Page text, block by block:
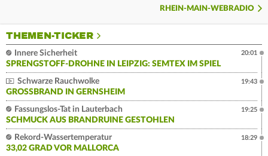
RHEIN-MAIN-WEBRADIO
THEMEN-TICKER
Innere Sicherheit
SPRENGSTOFF-DROHNE IN LEIPZIG: SEMTEX IM SPIEL
20:01
Schwarze Rauchwolke
GROSSBRAND IN GERNSHEIM
19:43
Fassungslos-Tat in Lauterbach
SCHMUCK AUS BRANDRUINE GESTOHLEN
19:25
Rekord-Wassertemperatur
33,02 GRAD VOR MALLORCA
18:29